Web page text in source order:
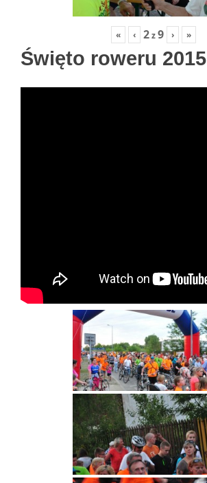
« ‹ 2z9 › »
Święto roweru 2015